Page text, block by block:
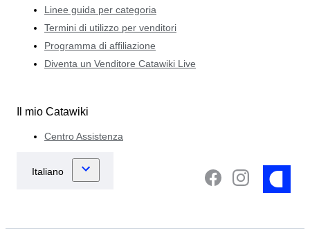
Linee guida per categoria
Termini di utilizzo per venditori
Programma di affiliazione
Diventa un Venditore Catawiki Live
Il mio Catawiki
Centro Assistenza